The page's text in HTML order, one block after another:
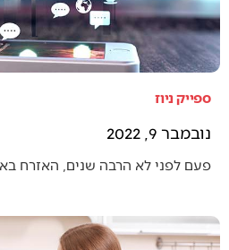
ספייק ניוז
נובמבר 9, 2022
פעם לפני לא הרבה שנים, האזרח